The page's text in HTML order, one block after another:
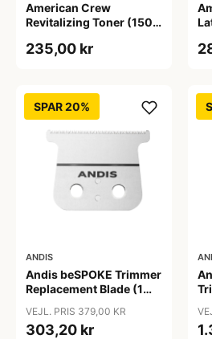
American Crew
Revitalizing Toner (150
235,00 kr
SPAR 20%
ANDIS
Andis beSPOKE Trimmer
Replacement Blade (1
VEJL. PRIS 379,00 KR
303,20 kr